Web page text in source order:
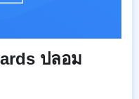
ปลอม